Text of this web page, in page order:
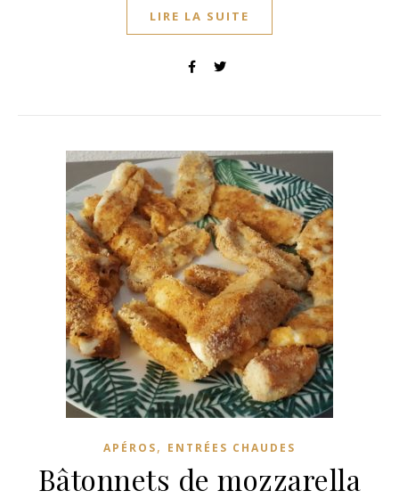
LIRE LA SUITE
APÉROS, ENTRÉES CHAUDES
Bâtonnets de mozzarella